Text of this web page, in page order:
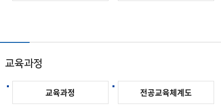
교육과정
교육과정 전공교육체계도